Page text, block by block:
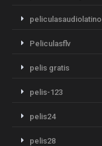
peliculasaudiolatino
Peliculasflv
pelis gratis
pelis-123
pelis24
pelis28